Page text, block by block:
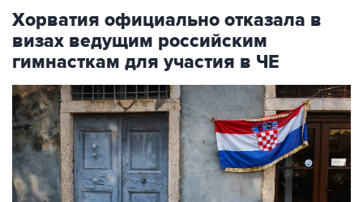
Хорватия официально отказала в
визах ведущим российским
гимнасткам для участия в ЧЕ